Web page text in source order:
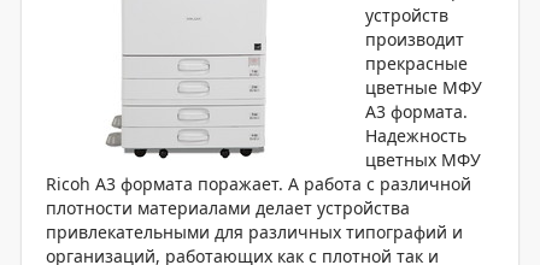
устройств
производит
прекрасные
цветные МФУ
А3 формата.
Надежность
цветных МФУ
Ricoh А3 формата поражает. А работа с различной
плотности материалами делает устройства
привлекательными для различных типографий и
организаций, работающих как с плотной так и